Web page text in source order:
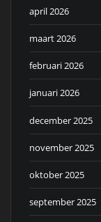
april 2026
maart 2026
februari 2026
januari 2026
december 2025
november 2025
oktober 2025
september 2025